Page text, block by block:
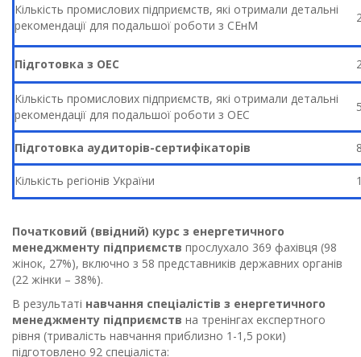
Кількість промислових підприємств, які отримали детальні
рекомендації для подальшої роботи з СЕнМ
Підготовка з ОЕС
Кількість промислових підприємств, які отримали детальні
рекомендації для подальшої роботи з ОЕС
Підготовка аудиторів-сертифікаторів
Кількість регіонів України
Початковий (ввідний) курс з енергетичного
менеджменту підприємств прослухало 369 фахівця (98
жінок, 27%), включно з 58 представників державних органів
(22 жінки – 38%).
В результаті навчання спеціалістів з енергетичного
менеджменту підприємств на тренінгах експертного
рівня (тривалість навчання приблизно 1-1,5 роки)
підготовлено 92 спеціаліста: